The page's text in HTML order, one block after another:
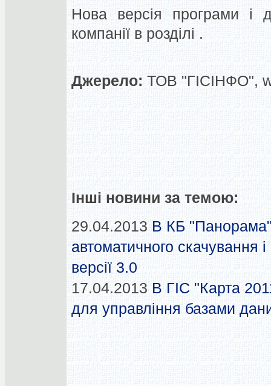
Нова версія програми і
компанії в розділі .
Джерело: ТОВ "ГІСІНФО",
Інші новини за темою:
29.04.2013 В КБ
автоматичного скачування
версії 3.0
17.04.2013 В ГІС "Карта
для управління базами